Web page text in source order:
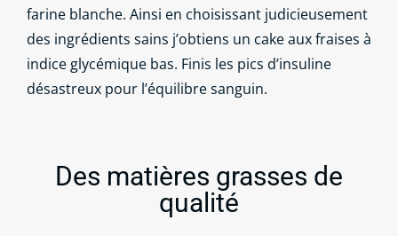
farine blanche. Ainsi en choisissant judicieusement
des ingrédients sains j’obtiens un cake aux fraises à
indice glycémique bas. Finis les pics d’insuline
désastreux pour l’équilibre sanguin.
Des matières grasses de
qualité